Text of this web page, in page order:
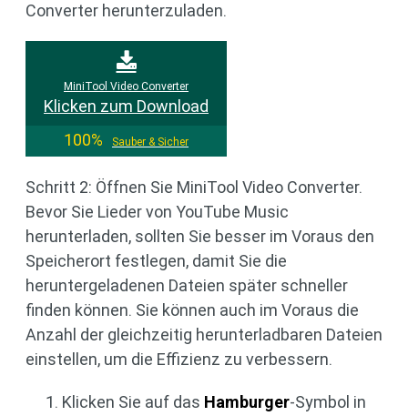
Converter herunterzuladen.
MiniTool Video Converter
Klicken zum Download
100%
Sauber & Sicher
Schritt 2: Öffnen Sie MiniTool Video Converter.
Bevor Sie Lieder von YouTube Music
herunterladen, sollten Sie besser im Voraus den
Speicherort festlegen, damit Sie die
heruntergeladenen Dateien später schneller
finden können. Sie können auch im Voraus die
Anzahl der gleichzeitig herunterladbaren Dateien
einstellen, um die Effizienz zu verbessern.
Klicken Sie auf das Hamburger-Symbol in